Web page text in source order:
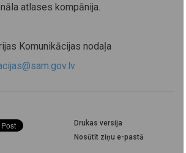
atlases kompānija.
Komunikācijas nodaļa
Drukas versija
Nosūtīt ziņu e-pastā